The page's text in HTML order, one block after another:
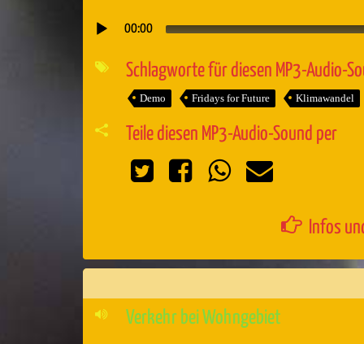
Audio-
Player
00:00
Schlagworte für diesen MP3-Audio-
Demo Fridays for Future Klimawandel
Teile diesen MP3-Audio-Sound per
Infos
Verkehr bei Wohngebiet